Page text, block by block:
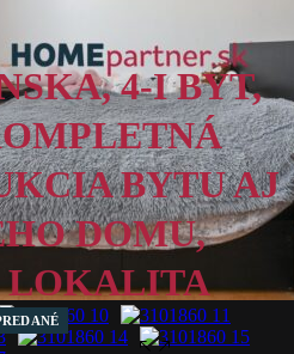
4-I BYT,
BYTU AJ
DOMU,
LOKALITA